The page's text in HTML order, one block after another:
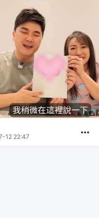
12 22:47